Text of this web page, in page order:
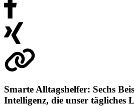
Smarte Alltagshelfer: Sechs
Intelligenz, die unser tägliches